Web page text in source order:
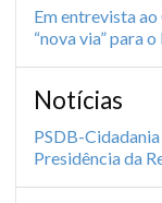
Em entrevista
“nova via” para
Notícias
PSDB-
Presidência da